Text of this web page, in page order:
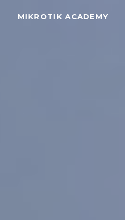
MIKROTIK ACADEMY